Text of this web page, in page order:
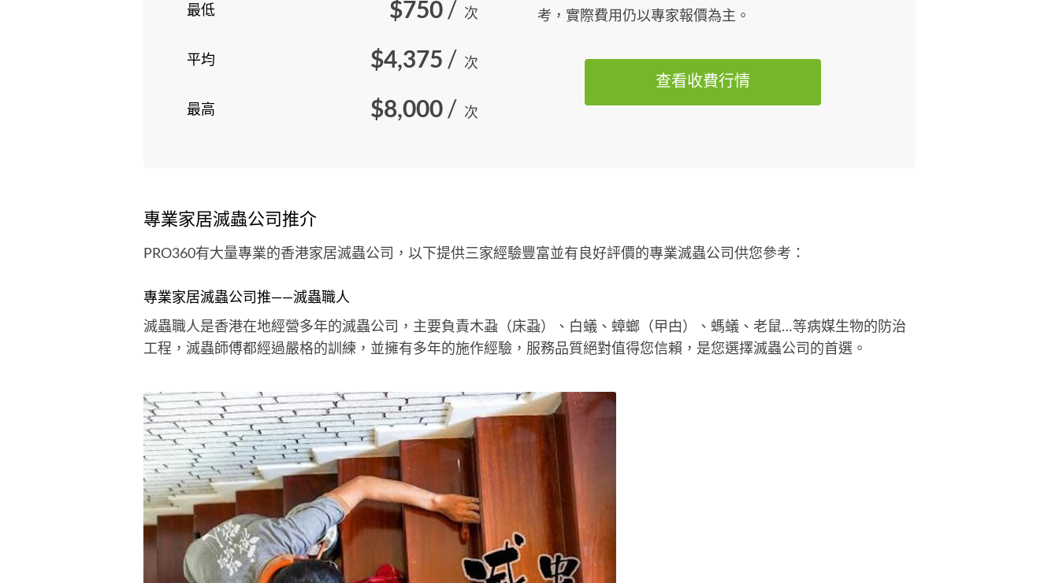
最低 $750 / 次
平均 $4,375 / 次
最高 $8,000 / 次
考，實際費用仍以專家報價為主。
查看收費行情
專業家居滅蟲公司推介
PRO360有大量專業的香港家居滅蟲公司，以下提供三家經驗豐富並有良好評價的專業滅蟲公司供您參考：
專業家居滅蟲公司推——滅蟲職人
滅蟲職人是香港在地經營多年的滅蟲公司，主要負責木蝨（床蝨）、白蟻、蟑螂（曱甴）、螞蟻、老鼠…等病媒生物的防治
工程，滅蟲師傅都經過嚴格的訓練，並擁有多年的施作經驗，服務品質絕對值得您信賴，是您選擇滅蟲公司的首選。